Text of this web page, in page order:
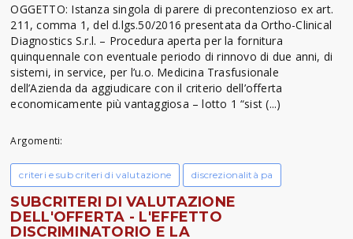
OGGETTO: Istanza singola di parere di precontenzioso ex art.
211, comma 1, del d.lgs.50/2016 presentata da Ortho-Clinical
Diagnostics S.r.l. – Procedura aperta per la fornitura
quinquennale con eventuale periodo di rinnovo di due anni, di
sistemi, in service, per l’u.o. Medicina Trasfusionale
dell’Azienda da aggiudicare con il criterio dell’offerta
economicamente più vantaggiosa – lotto 1 “sist (...)
Argomenti:
criteri e sub criteri di valutazione discrezionalità pa
SUBCRITERI DI VALUTAZIONE
DELL'OFFERTA - L'EFFETTO
DISCRIMINATORIO E LA